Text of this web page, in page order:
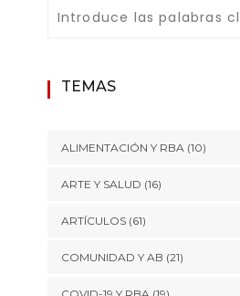
TEMAS
ALIMENTACIÓN Y RBA (10)
ARTE Y SALUD (16)
ARTÍCULOS(61)
COMUNIDAD Y AB (21)
COVID-19 Y RBA (19)